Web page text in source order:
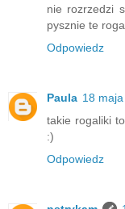
nie rozrzedzi
pysznie te
Odpowiedz
Paula 18
takie rogaliki
:)
Odpowiedz